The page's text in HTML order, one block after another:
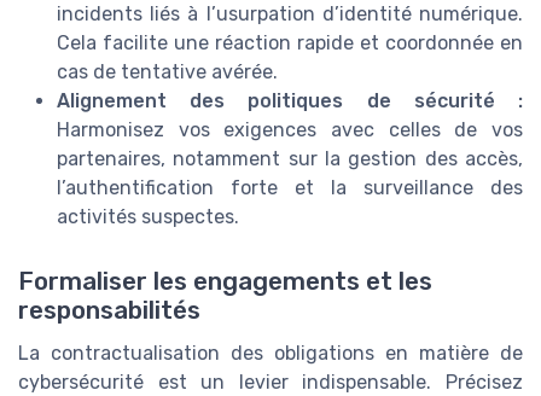
incidents liés à l’usurpation d’identité numérique.
Cela facilite une réaction rapide et coordonnée en
cas de tentative avérée.
Alignement des politiques de sécurité :
Harmonisez vos exigences avec celles de vos
partenaires, notamment sur la gestion des accès,
l’authentification forte et la surveillance des
activités suspectes.
Formaliser les engagements et les
responsabilités
La contractualisation des obligations en matière de
cybersécurité est un levier indispensable. Précisez